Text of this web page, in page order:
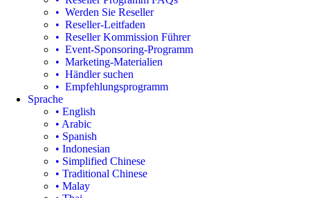
• Werden Sie Reseller
• Reseller-Leitfaden
• Reseller Kommission Führer
• Event-Sponsoring-Programm
• Marketing-Materialien
• Händler suchen
• Empfehlungsprogramm
Sprache
• English
• Arabic
• Spanish
• Indonesian
• Simplified Chinese
• Traditional Chinese
• Malay